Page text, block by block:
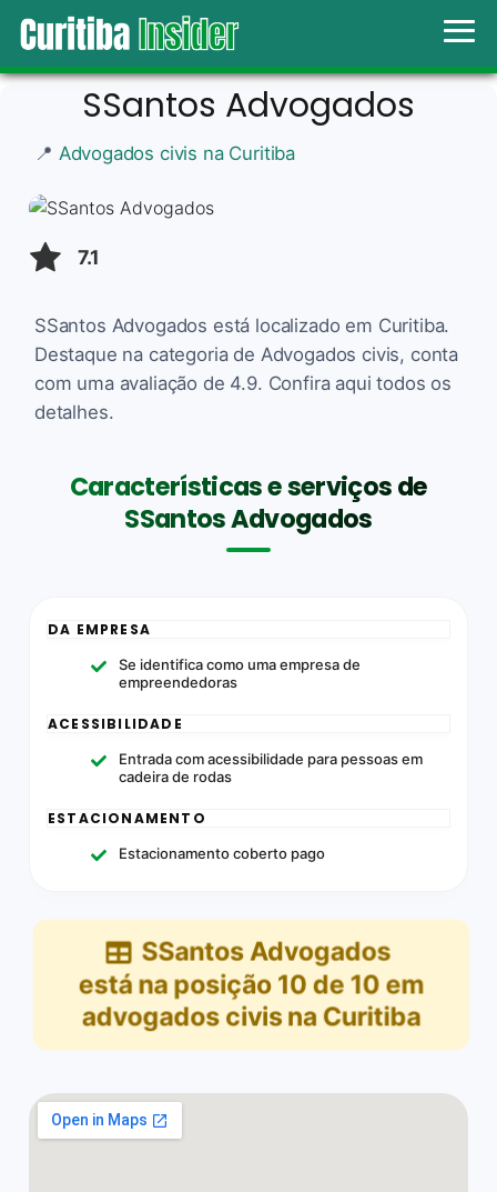
SSantos Advogados
📍 Advogados civis na Curitiba
7.1
SSantos Advogados está localizado em Curitiba.
Destaque na categoria de Advogados civis, conta
com uma avaliação de 4.9. Confira aqui todos os
detalhes.
Características e serviços de
SSantos Advogados
DA EMPRESA
Se identifica como uma empresa de
empreendedoras
ACESSIBILIDADE
Entrada com acessibilidade para pessoas em
cadeira de rodas
ESTACIONAMENTO
Estacionamento coberto pago
SSantos Advogados
está na posição 10 de 10 em
advogados civis na Curitiba